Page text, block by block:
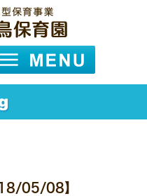
05/08】